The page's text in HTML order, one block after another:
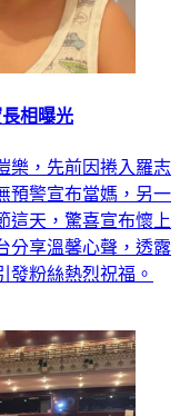
相曝光
樂，先前因捲入羅志
預警宣布當媽，另一
這天，驚喜宣布懷上
分享溫馨心聲，透露
發粉絲熱烈祝福。